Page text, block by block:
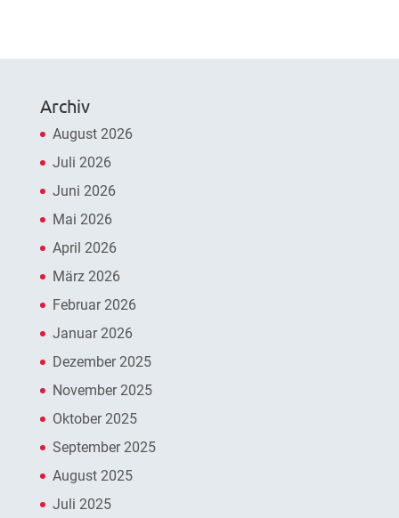
Archiv
August 2026
Juli 2026
Juni 2026
Mai 2026
April 2026
März 2026
Februar 2026
Januar 2026
Dezember 2025
November 2025
Oktober 2025
September 2025
August 2025
Juli 2025